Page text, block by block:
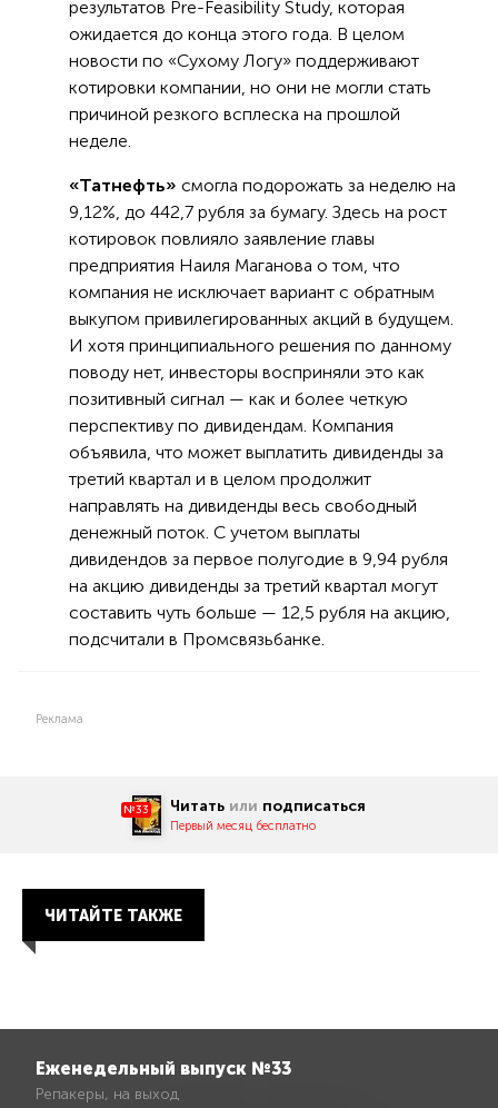
результатов Pre-Feasibility Study, которая
ожидается до конца этого года. В целом
новости по «Сухому Логу» поддерживают
котировки компании, но они не могли стать
причиной резкого всплеска на прошлой
неделе.
«Татнефть» смогла подорожать за неделю на
9,12%, до 442,7 рубля за бумагу. Здесь на рост
котировок повлияло заявление главы
предприятия Наиля Маганова о том, что
компания не исключает вариант с обратным
выкупом привилегированных акций в будущем.
И хотя принципиального решения по данному
поводу нет, инвесторы восприняли это как
позитивный сигнал — как и более четкую
перспективу по дивидендам. Компания
объявила, что может выплатить дивиденды за
третий квартал и в целом продолжит
направлять на дивиденды весь свободный
денежный поток. С учетом выплаты
дивидендов за первое полугодие в 9,94 рубля
на акцию дивиденды за третий квартал могут
составить чуть больше — 12,5 рубля на акцию,
подсчитали в Промсвязьбанке.
Реклама
№33 Читать или подписаться
Первый месяц бесплатно
ЧИТАЙТЕ ТАКЖЕ
Еженедельный выпуск №33
Репакеры, на выход